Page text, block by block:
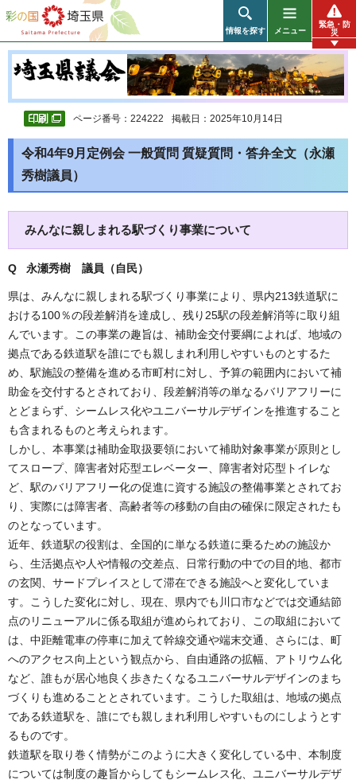
彩の国 埼玉県
情報を探す メニュー
緊急・防
災
ページ番号：224222 掲載日：2025年10月14日
令和4年9月定例会 一般質問 質疑質問・答弁全文（永瀬
秀樹議員）
みんなに親しまれる駅づくり事業について
Q 永瀬秀樹 議員（自民）
県は、みんなに親しまれる駅づくり事業により、県内213鉄道駅に
おける100％の段差解消を達成し、残り25駅の段差解消等に取り組
んでいます。この事業の趣旨は、補助金交付要綱によれば、地域の
拠点である鉄道駅を誰にでも親しまれ利用しやすいものとするた
め、駅施設の整備を進める市町村に対し、予算の範囲内において補
助金を交付するとされており、段差解消等の単なるバリアフリーに
とどまらず、シームレス化やユニバーサルデザインを推進すること
も含まれるものと考えられます。
しかし、本事業は補助金取扱要領において補助対象事業が原則とし
てスロープ、障害者対応型エレベーター、障害者対応型トイレな
ど、駅のバリアフリー化の促進に資する施設の整備事業とされてお
り、実際には障害者、高齢者等の移動の自由の確保に限定されたも
のとなっています。
近年、鉄道駅の役割は、全国的に単なる鉄道に乗るための施設か
ら、生活拠点や人や情報の交差点、日常行動の中での目的地、都市
の玄関、サードプレイスとして滞在できる施設へと変化していま
す。こうした変化に対し、現在、県内でも川口市などでは交通結節
点のリニューアルに係る取組が進められており、この取組において
は、中距離電車の停車に加えて幹線交通や端末交通、さらには、町
へのアクセス向上という観点から、自由通路の拡幅、アトリウム化
など、誰もが居心地良く歩きたくなるユニバーサルデザインのまち
づくりも進めることとされています。こうした取組は、地域の拠点
である鉄道駅を、誰にでも親しまれ利用しやすいものにしようとす
るものです。
鉄道駅を取り巻く情勢がこのように大きく変化している中、本制度
については制度の趣旨からしてもシームレス化、ユニバーサルデザ